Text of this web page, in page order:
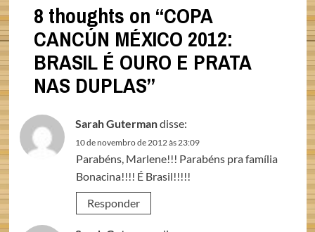
8 thoughts on “COPA
CANCÚN MÉXICO 2012:
BRASIL É OURO E PRATA
NAS DUPLAS”
Sarah Gutermandisse:
10 de novembro de 2012 às 23:09
Parabéns, Marlene!!! Parabéns pra família
Bonacina!!!! É Brasil!!!!!
Responder